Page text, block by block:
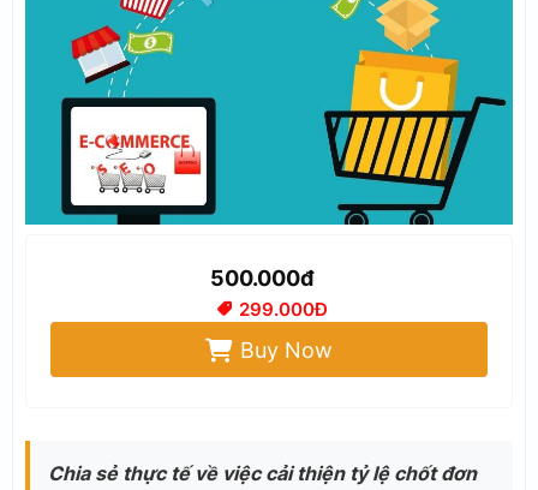
500.000đ
299.000Đ
Buy Now
Chia sẻ thực tế về việc cải thiện tỷ lệ chốt đơn